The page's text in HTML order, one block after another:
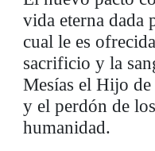
vida eterna dada
cual le es
sacrificio y la
Mesías el Hijo
y el perdón de
humanidad.